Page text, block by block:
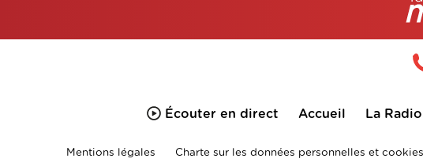
Écouter en direct Accueil La Radio
Mentions légales Charte sur les données personnelles et cookies